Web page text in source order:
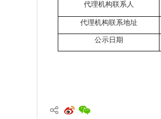
代理机构联系人
代理机构联系地址
公示日期